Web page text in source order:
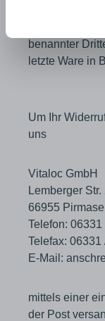
benannter
letzte Ware in
Um Ihr
uns
Vitaloc GmbH
Lemberger Str.
66955
Telefon: 06331
Telefax: 06331
E-Mail:
mittels einer
der Post